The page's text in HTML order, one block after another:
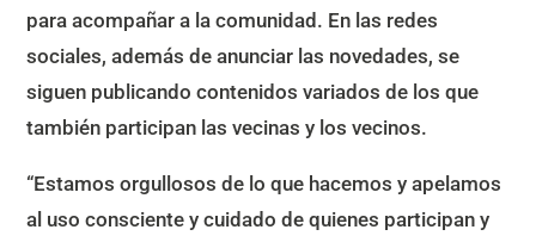
para acompañar a la comunidad. En las redes
sociales, además de anunciar las novedades, se
siguen publicando contenidos variados de los que
también participan las vecinas y los vecinos.
“Estamos orgullosos de lo que hacemos y apelamos
al uso consciente y cuidado de quienes participan y